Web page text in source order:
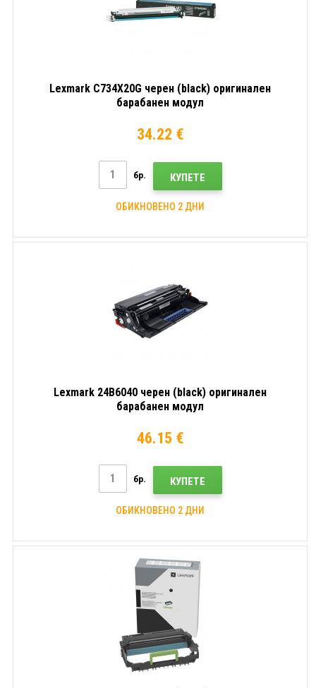
Lexmark C734X20G черен (black) оригинален
барабанен модул
34.22 €
бр. КУПЕТЕ
ОБИКНОВЕНО 2 ДНИ
Lexmark 24B6040 черен (black) оригинален
барабанен модул
46.15 €
бр. КУПЕТЕ
ОБИКНОВЕНО 2 ДНИ